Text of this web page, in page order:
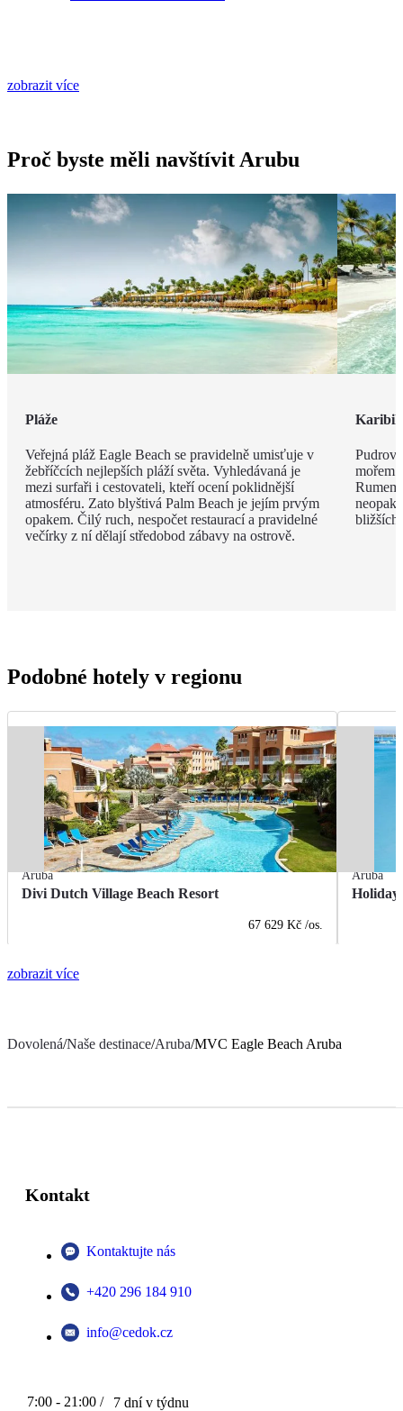
zobrazit více
Proč byste měli navštívit Arubu
Pláže
Veřejná pláž Eagle Beach se pravidelně umisťuje v
žebříčcích nejlepších pláží světa. Vyhledávaná je
mezi surfaři i cestovateli, kteří ocení poklidnější
atmosféru. Zato blyštivá Palm Beach je jejím prvým
opakem. Čilý ruch, nespočet restaurací a pravidelné
večírky z ní dělají středobod zábavy na ostrově.
Karibik
mořem
bližších
Podobné hotely v regionu
Aruba
Divi Dutch Village Beach Resort
67 629 Kč /os.
Aruba
zobrazit více
Dovolená/Naše destinace/Aruba/MVC Eagle Beach Aruba
Kontakt
Kontaktujte nás
+420 296 184 910
info@cedok.cz
7:00 - 21:00 / 7 dní v týdnu